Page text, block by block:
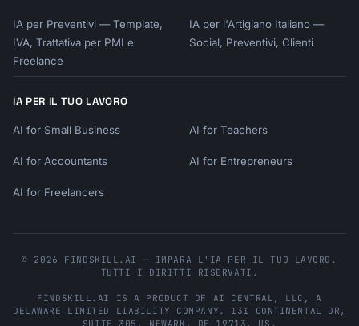
IA per Preventivi — Template,
IVA, Trattativa per PMI e
Freelance
IA per l'Artigiano Italiano —
Social, Preventivi, Clienti
IA PER IL TUO LAVORO
AI for Small Business AI for Teachers
AI for Accountants AI for Entrepreneurs
AI for Freelancers
© 2026 FINDSKILL.AI — IMPARA L'IA PER IL TUO LAVORO.
TUTTI I DIRITTI RISERVATI.
FINDSKILL.AI IS A PRODUCT OF AI CENTRAL, LLC , A
DELAWARE LIMITED LIABILITY COMPANY. 131 CONTINENTAL DR,
SUITE 305 , NEWARK , DE 19713 , US .